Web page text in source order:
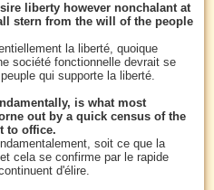
liberty however nonchalant at
stern from the will of the people
la liberté, quoique
société fonctionnelle devrait se
qui supporte la liberté.
is what most
out by a quick census of the
to office.
soit ce que la
cela se confirme par le rapide
d'élire.